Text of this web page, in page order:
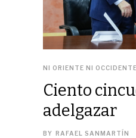
NI ORIENTE NI OCCIDENTE
Ciento
adelgazar
BY RAFAEL SANMARTÍN